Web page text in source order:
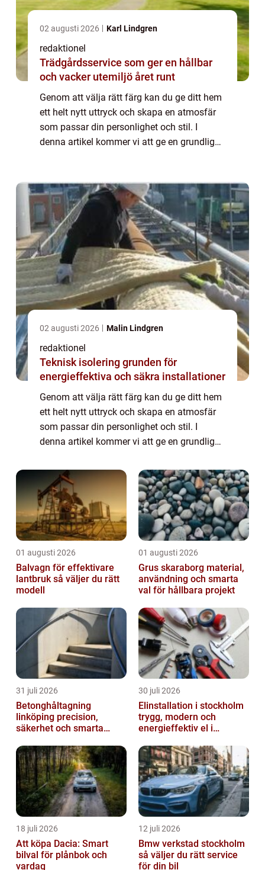
02 augusti 2026 Karl Lindgren
redaktionel
Trädgårdsservice som ger en hållbar
och vacker utemiljö året runt
Genom att välja rätt färg kan du ge ditt hem
ett helt nytt uttryck och skapa en atmosfär
som passar din personlighet och stil. I
denna artikel kommer vi att ge en grundlig
02 augusti 2026 Malin Lindgren
redaktionel
Teknisk isolering grunden för
energieffektiva och säkra installationer
Genom att välja rätt färg kan du ge ditt hem
ett helt nytt uttryck och skapa en atmosfär
som passar din personlighet och stil. I
denna artikel kommer vi att ge en grundlig
visa olika typer av färgbyte och...
01 augusti 2026
Balvagn för effektivare
lantbruk så väljer du rätt
modell
01 augusti 2026
Grus skaraborg material,
användning och smarta
val för hållbara projekt
31 juli 2026
Betonghåltagning
linköping precision,
säkerhet och smarta
30 juli 2026
Elinstallation i stockholm
trygg, modern och
energieffektiv el i
18 juli 2026
Att köpa Dacia: Smart
bilval för plånbok och
vardag
12 juli 2026
Bmw verkstad stockholm
så väljer du rätt service
för din bil